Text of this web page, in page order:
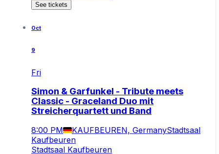
See tickets
Oct
9
Fri
Simon & Garfunkel - Tribute meets
Classic - Graceland Duo mit
Streicherquartett und Band
8:00 PM KAUFBEUREN, GermanyStadtsaal
Kaufbeuren
Stadtsaal Kaufbeuren